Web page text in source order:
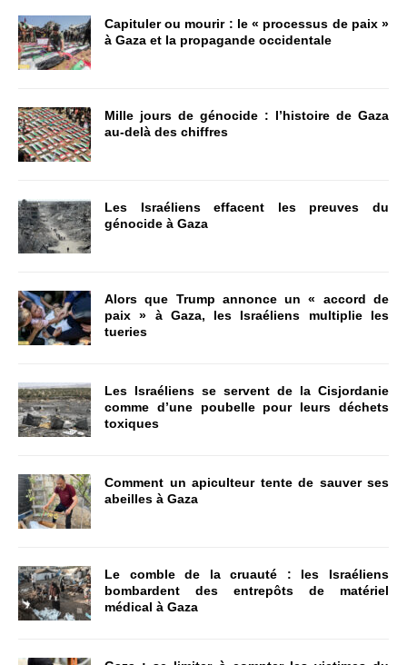
Capituler ou mourir : le « processus de paix »
à Gaza et la propagande occidentale
Mille jours de génocide : l’histoire de Gaza
au-delà des chiffres
Les Israéliens effacent les preuves du
génocide à Gaza
Alors que Trump annonce un « accord de
paix » à Gaza, les Israéliens multiplie les
tueries
Les Israéliens se servent de la Cisjordanie
comme d’une poubelle pour leurs déchets
toxiques
Comment un apiculteur tente de sauver ses
abeilles à Gaza
Le comble de la cruauté : les Israéliens
bombardent des entrepôts de matériel
médical à Gaza